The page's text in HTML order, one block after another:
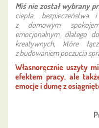
Miś nie został wybrany
ciepła,
z domowym
emocjonalnym, dlatego
kreatywnych, które
z budowaniem poczucia
Własnoręcznie uszyty
efektem pracy, ale
emocje i dumę z